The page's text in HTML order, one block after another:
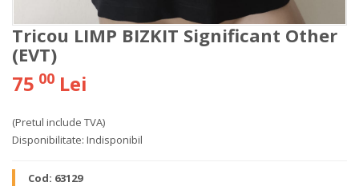
Tricou LIMP BIZKIT Significant Other
(EVT)
75 00 Lei
(Pretul include TVA)
Disponibilitate: Indisponibil
Cod: 63129